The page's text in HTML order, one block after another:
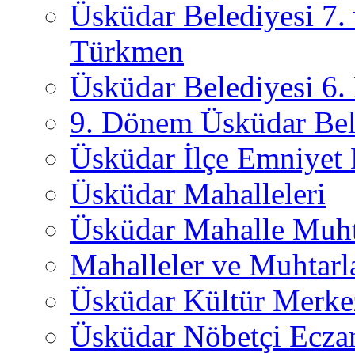
Üsküdar Belediyesi
Türkmen
Üsküdar Belediyesi 6.
9. Dönem Üsküdar
Üsküdar İlçe
Üsküdar Mahalleleri
Üsküdar Mahalle
Mahalleler ve
Üsküdar Kültür
Üsküdar Nöbetçi